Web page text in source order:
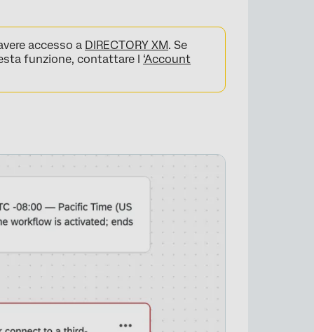
accesso a DIRECTORY XM. Se
funzione, contattare l ‘Account